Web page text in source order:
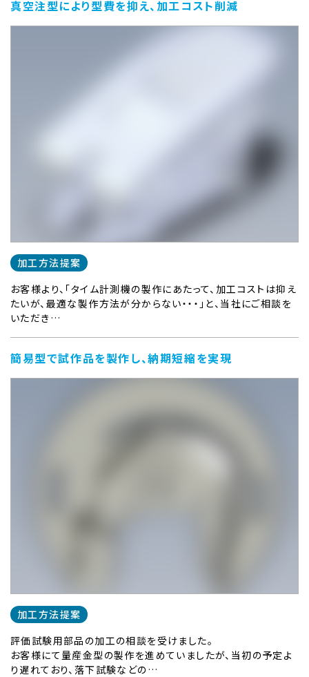
真空注型により型費を抑え、加工コスト削減
加工方法提案
お客様より、「タイム計測機の製作にあたって、加工コストは抑え
たいが、最適な製作方法が分からない・・・」と、当社にご相談を
いただき…
簡易型で試作品を製作し、納期短縮を実現
加工方法提案
評価試験用部品の加工の相談を受けました。
お客様にて量産金型の製作を進めていましたが、当初の予定よ
り遅れており、落下試験などの…